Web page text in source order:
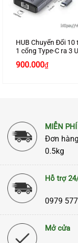
HUB Chuyển Đổi 10
1 cổng Type-C ra 3
+ PD100W + SD + TF
Giá
900.000₫Giá
hiện
MIỄN
Đơn
0.5kg
Hỗ trợ
0979
Mở cửa